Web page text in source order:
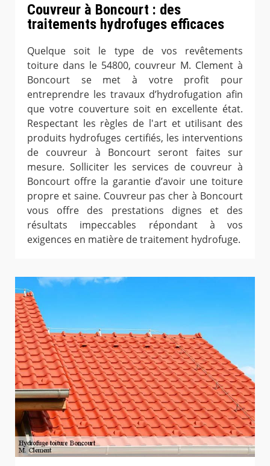
Couvreur à Boncourt : des
traitements hydrofuges efficaces
Quelque soit le type de vos revêtements
toiture dans le 54800, couvreur M. Clement à
Boncourt se met à votre profit pour
entreprendre les travaux d’hydrofugation afin
que votre couverture soit en excellente état.
Respectant les règles de l'art et utilisant des
produits hydrofuges certifiés, les interventions
de couvreur à Boncourt seront faites sur
mesure. Solliciter les services de couvreur à
Boncourt offre la garantie d’avoir une toiture
propre et saine. Couvreur pas cher à Boncourt
vous offre des prestations dignes et des
résultats impeccables répondant à vos
exigences en matière de traitement hydrofuge.